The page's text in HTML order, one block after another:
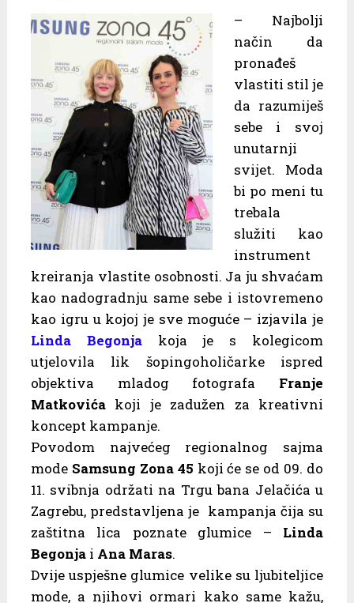
– Najbolji
način da
pronađeš
vlastiti stil je
da razumiješ
sebe i svoj
unutarnji
svijet. Moda
bi po meni tu
trebala
služiti kao
instrument
kreiranja vlastite osobnosti. Ja ju shvaćam
kao nadogradnju same sebe i istovremeno
kao igru u kojoj je sve moguće – izjavila je
Linda Begonjakoja je s kolegicom
utjelovila lik šopingoholičarke ispred
objektiva mladog fotografa Franje
Matkovićakoji je zadužen za kreativni
koncept kampanje.
Povodom najvećeg regionalnog sajma
mode Samsung Zona 45 koji će se od 09. do
11. svibnja održati na Trgu bana Jelačića u
Zagrebu, predstavljena je kampanja čija su
zaštitna lica poznate glumice – Linda
Begonjai Ana Maras.
Dvije uspješne glumice velike su ljubiteljice
mode, a njihovi ormari kako same kažu,